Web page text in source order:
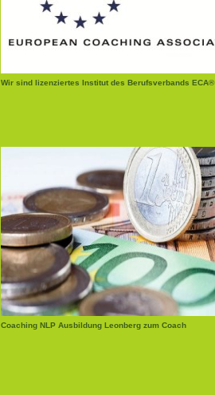
Wir sind lizenziertes Institut des Berufsverbands ECA®
Coaching NLP Ausbildung Leonberg zum Coach